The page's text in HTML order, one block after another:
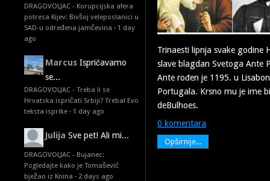
DRAGOVOLJAC - Korupcijska afera
potresa Kijev: Bivšoj veleposlanici u
SAD-u određena jamčevina · 1 day
ago
Marcus Ispričavamo
se...
DRAGOVOLJAC - Treba li se
Hrvatska ispričati Srbiji? Treba! Evo
teksta isprike · 1 day ago
Julija Sve pet! Ali mi...
DRAGOVOLJAC - Bujanec:
Pogledajte kako je Tomašević
bježao iz Knina · 2 days ago
Trinaesti lipnja svake godine
slave blagdan Svetoga Ante
Ante rođen je 1195. u
Portugala. Krsno mu je ime
deBulhoes.
0 komentara
Opširnije...